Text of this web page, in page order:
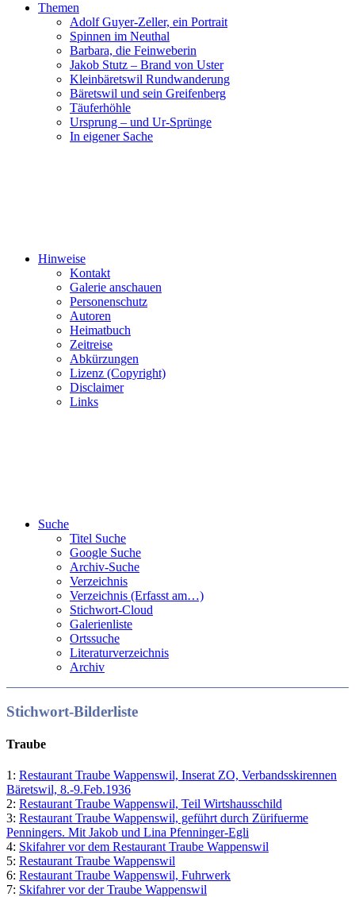
Themen
Adolf Guyer-Zeller, ein Portrait
Spinnen im Neuthal
Barbara, die Feinweberin
Jakob Stutz – Brand von Uster
Kleinbäretswil Rundwanderung
Bäretswil und sein Greifenberg
Täuferhöhle
Ursprung – und Ur-Sprünge
In eigener Sache
Hinweise
Kontakt
Galerie anschauen
Personenschutz
Autoren
Heimatbuch
Zeitreise
Abkürzungen
Lizenz (Copyright)
Disclaimer
Links
Suche
Titel Suche
Google Suche
Archiv-Suche
Verzeichnis
Verzeichnis (Erfasst am…)
Stichwort-Cloud
Galerienliste
Ortssuche
Literaturverzeichnis
Archiv
Stichwort-Bilderliste
Traube
1: Restaurant Traube Wappenswil, Inserat ZO, Verbandsskirennen
Bäretswil, 8.-9.Feb.1936
2: Restaurant Traube Wappenswil, Teil Wirtshausschild
3: Restaurant Traube Wappenswil, geführt durch Zürifuerme
Penningers. Mit Jakob und Lina Pfenninger-Egli
4: Skifahrer vor dem Restaurant Traube Wappenswil
5: Restaurant Traube Wappenswil
6: Restaurant Traube Wappenswil, Fuhrwerk
7: Skifahrer vor der Traube Wappenswil